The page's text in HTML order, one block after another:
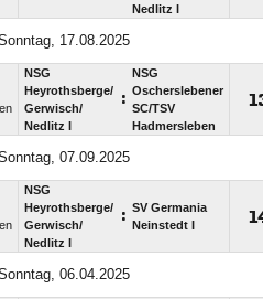
Nedlitz I
17.08.2025
NSG
Heyrothsberge/​
Gerwisch/​
Nedlitz I
:
NSG
Oscherslebener
SC/​TSV
Hadmersleben
07.09.2025
NSG
Heyrothsberge/​
Gerwisch/​
Nedlitz I
: SV Germania
Neinstedt I
06.04.2025